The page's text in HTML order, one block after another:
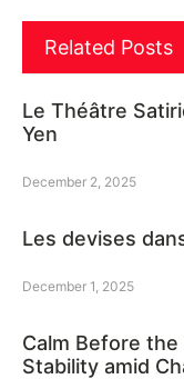
Related Posts
Le Théâtre
Yen
December 2, 2025
Les devises
December 1, 2025
Calm Before
Stability amid